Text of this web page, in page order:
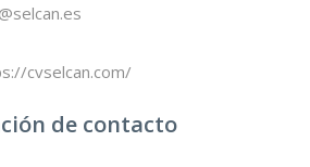
cvselcan.com/
de contacto